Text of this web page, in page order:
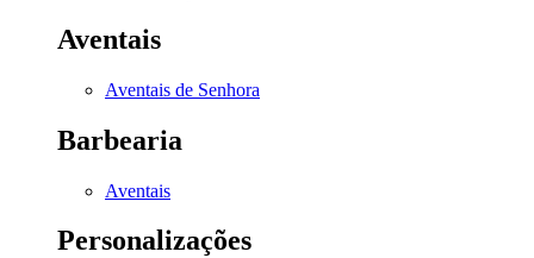
Aventais
Aventais de Senhora
Barbearia
Aventais
Personalizações